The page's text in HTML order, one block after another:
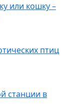
или кошку –
птиц
станции в